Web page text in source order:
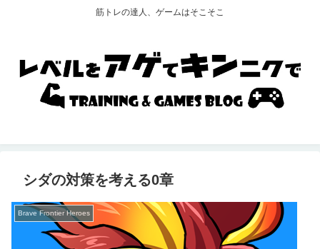
筋トレの達人、ゲームはそこそこ
シダの対策を考える0章
Brave Frontier Heroes